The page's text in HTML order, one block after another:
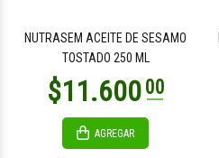
NUTRASEM ACEITE DE SESAMO
TOSTADO 250 ML
AGREGAR